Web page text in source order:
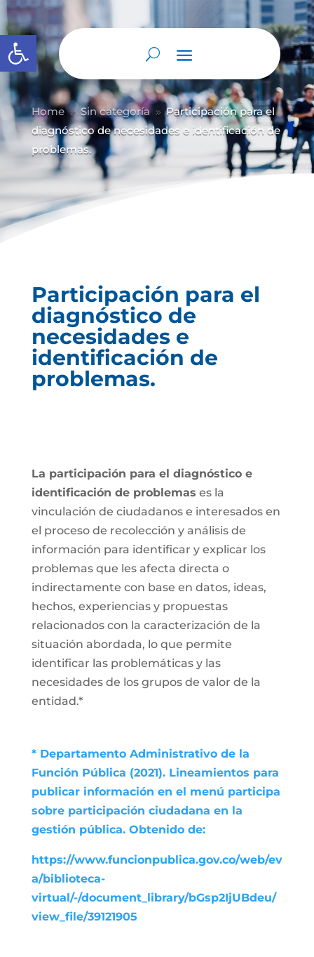
Abrir barra de herramientas
Home 9 Sin categoría 9 Participación para el
diagnóstico de necesidades e identificación de
problemas.
Participación para el
diagnóstico de
necesidades e
identificación de
problemas.
La participación para el diagnóstico e
identificación de problemas es la
vinculación de ciudadanos e interesados en
el proceso de recolección y análisis de
información para identificar y explicar los
problemas que les afecta directa o
indirectamente con base en datos, ideas,
hechos, experiencias y propuestas
relacionados con la caracterización de la
situación abordada, lo que permite
identificar las problemáticas y las
necesidades de los grupos de valor de la
entidad.*
* Departamento Administrativo de la
Función Pública (2021). Lineamientos para
publicar información en el menú participa
sobre participación ciudadana en la
gestión pública. Obtenido de:
https://www.funcionpublica.gov.co/web/ev
a/biblioteca-
virtual/-/document_library/bGsp2IjUBdeu/
view_file/39121905